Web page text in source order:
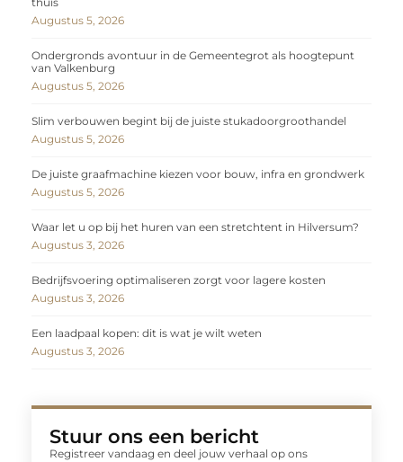
Augustus 5, 2026
Ondergronds avontuur in de Gemeentegrot als hoogtepunt
van Valkenburg
Augustus 5, 2026
Slim verbouwen begint bij de juiste stukadoorgroothandel
Augustus 5, 2026
De juiste graafmachine kiezen voor bouw, infra en grondwerk
Augustus 5, 2026
Waar let u op bij het huren van een stretchtent in Hilversum?
Augustus 3, 2026
Bedrijfsvoering optimaliseren zorgt voor lagere kosten
Augustus 3, 2026
Een laadpaal kopen: dit is wat je wilt weten
Augustus 3, 2026
Stuur ons een bericht
Registreer vandaag en deel jouw verhaal op ons